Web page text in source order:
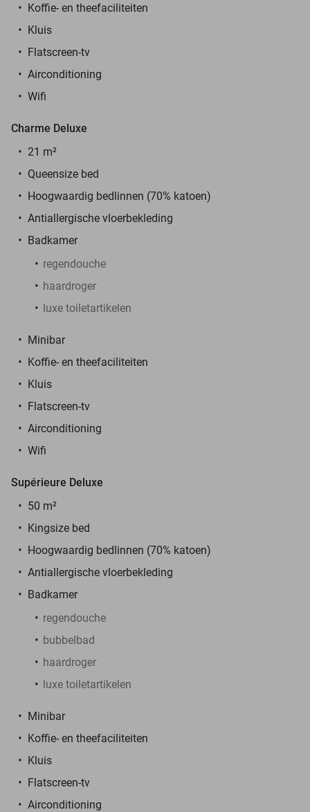
Koffie- en theefaciliteiten
Kluis
Flatscreen-tv
Airconditioning
Wifi
Charme Deluxe
21 m²
Queensize bed
Hoogwaardig bedlinnen (70% katoen)
Antiallergische vloerbekleding
Badkamer
regendouche
haardroger
luxe toiletartikelen
Minibar
Koffie- en theefaciliteiten
Kluis
Flatscreen-tv
Airconditioning
Wifi
Supérieure Deluxe
50 m²
Kingsize bed
Hoogwaardig bedlinnen (70% katoen)
Antiallergische vloerbekleding
Badkamer
regendouche
bubbelbad
haardroger
luxe toiletartikelen
Minibar
Koffie- en theefaciliteiten
Kluis
Flatscreen-tv
Airconditioning